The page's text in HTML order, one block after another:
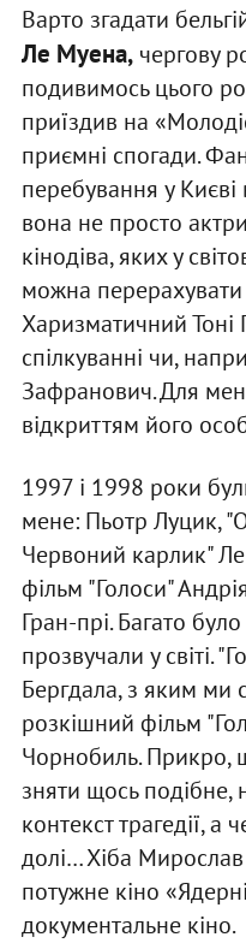
Варто згадати
Ле Муена,чергову
подивимось цього
приїздив на
приємні спогади.
перебування у
вона не просто
кінодіва, яких у
можна перерахувати
Харизматичний Тоні
спілкуванні чи,
Зафранович. Для
відкриттям його
1997 і 1998 роки
мене: Пьотр Луцик,
Червоний карлик"
фільм "Голоси"
Гран-прі. Багато
прозвучали у світі.
Бергдала, з яким ми
розкішний фільм
Чорнобиль. Прикро,
зняти щось подібне,
контекст трагедії, а
долі… Хіба
потужне кіно
документальне кіно.